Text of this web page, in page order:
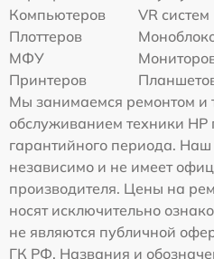
Компьютеров
VR систем
Плоттеров
МФУ
Принтеров
Мы занимаемся ремонтом и
обслуживанием техники HP
гарантийного периода.
независимо и не имеет
производителя. Цены на
носят исключительно
не являются публичной
ГК РФ. Названия и